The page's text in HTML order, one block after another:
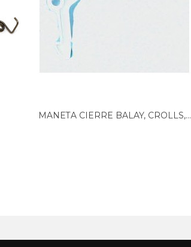
MANETA CIERRE BALAY, CROLLS,...